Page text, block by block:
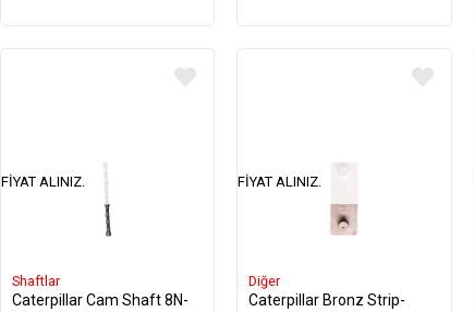
Shaftlar
Caterpillar Cam Shaft 8N-
FIYAT ALINIZ.
Diğer
Caterpillar Bronz Strip-
FIYAT ALINIZ.